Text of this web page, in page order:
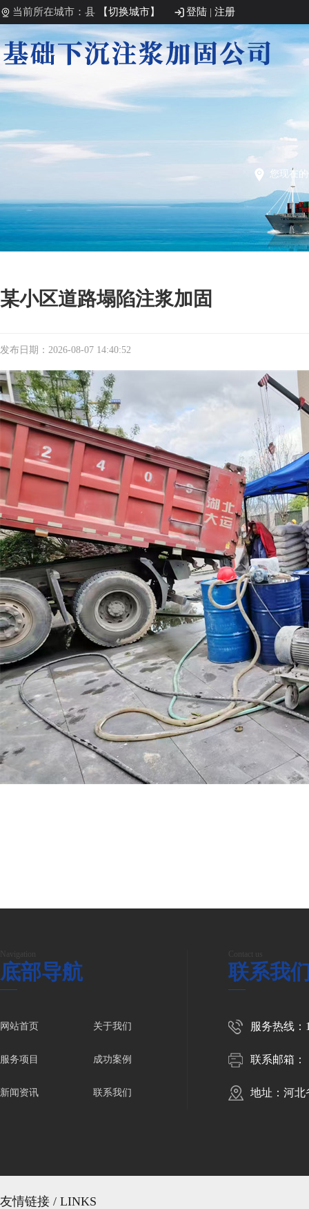
当前所在城市：县 【切换城市】 登陆 | 注册
您现在
某小区道路塌陷注浆加固
发布日期：2026-08-07 14:40:52
底部导航
网站首页 关于我们
服务项目 成功案例
新闻资讯 联系我们
联系我
服务热线：
联系邮箱：
地址：河北
友情链接 / LINKS